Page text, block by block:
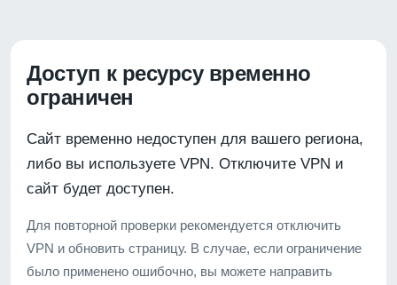
Доступ к ресурсу временно
ограничен
Сайт временно недоступен для вашего региона,
либо вы используете VPN. Отключите VPN и
сайт будет доступен.
Для повторной проверки рекомендуется отключить
VPN и обновить страницу. В случае, если ограничение
было применено ошибочно, вы можете направить